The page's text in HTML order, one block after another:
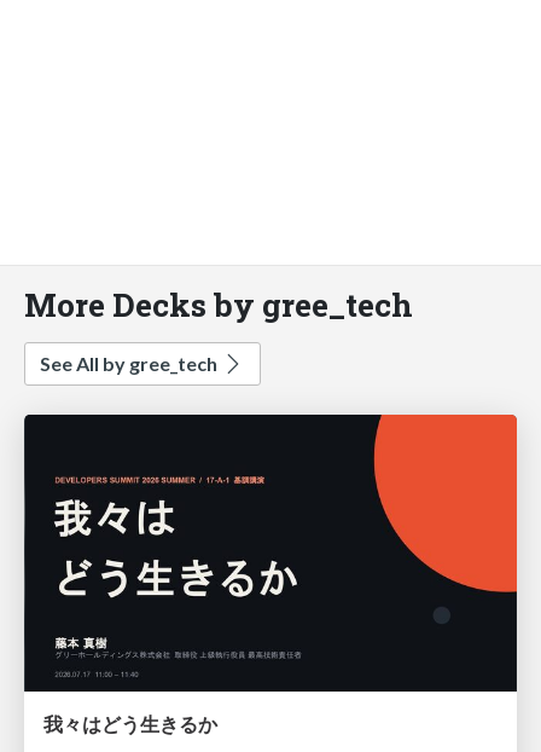
More Decks by gree_tech
See All by gree_tech
我々はどう生きるか